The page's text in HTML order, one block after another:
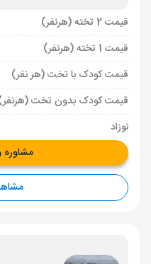
قیمت 2 تخته (هرنفر)
قیمت 1 تخته (هرنفر)
قیمت کودک با تخت (هر نفر)
قیمت کودک بدون تخت
نوزاد
مشاوره